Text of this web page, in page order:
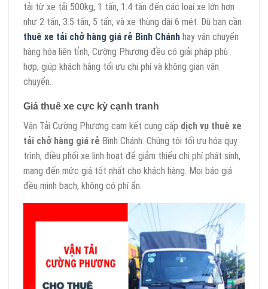
tải từ xe tải 500kg, 1 tấn, 1.4 tấn đến các loại xe lớn hơn
như 2 tấn, 3.5 tấn, 5 tấn, và xe thùng dài 6 mét. Dù bạn cần
thuê xe tải chở hàng giá rẻ Bình Chánh hay vận chuyển
hàng hóa liên tỉnh, Cường Phương đều có giải pháp phù
hợp, giúp khách hàng tối ưu chi phí và không gian vận
chuyển.
Giá thuê xe cực kỳ cạnh tranh
Vận Tải Cường Phương cam kết cung cấp dịch vụ thuê xe
tải chở hàng giá rẻ Bình Chánh. Chúng tôi tối ưu hóa quy
trình, điều phối xe linh hoạt để giảm thiểu chi phí phát sinh,
mang đến mức giá tốt nhất cho khách hàng. Mọi báo giá
đều minh bạch, không có phí ẩn.